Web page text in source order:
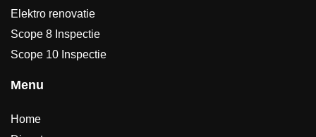
Elektro renovatie
Scope 8 Inspectie
Scope 10 Inspectie
Menu
Home